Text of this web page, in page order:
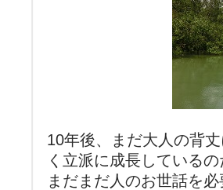
10年後、まだ大人の背
く立派に成長している
まだまだ人のお世話を